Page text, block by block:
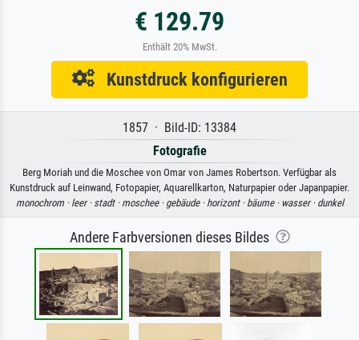
€ 129.79
Enthält 20% MwSt.
Kunstdruck konfigurieren
1857 · Bild-ID: 13384
Fotografie
Berg Moriah und die Moschee von Omar von James Robertson. Verfügbar als
Kunstdruck auf Leinwand, Fotopapier, Aquarellkarton, Naturpapier oder Japanpapier.
monochrom · leer · stadt · moschee · gebäude · horizont · bäume · wasser · dunkel
Andere Farbversionen dieses Bildes